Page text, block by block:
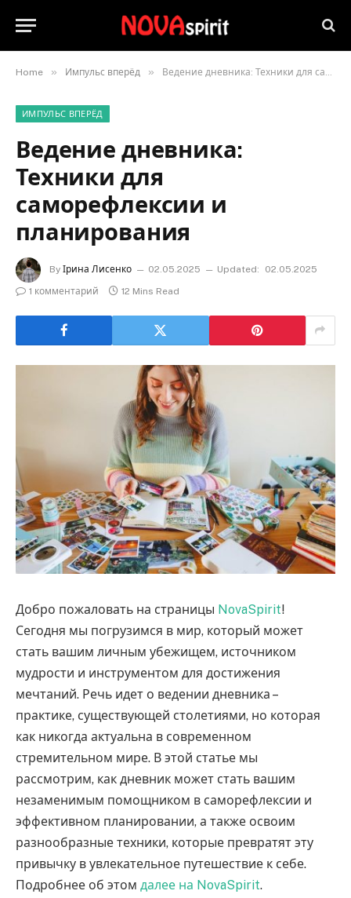
Home » Импульс вперёд » Ведение дневника: Техники для саморефлексии и планирования
ИМПУЛЬС ВПЕРЁД
Ведение дневника:
Техники для
саморефлексии и
планирования
By Ірина Лисенко 02.05.2025 Updated:
02.05.2025
1 комментарий
12 Mins Read
Добро пожаловать на страницы NovaSpirit!
Сегодня мы погрузимся в мир, который может
стать вашим личным убежищем, источником
мудрости и инструментом для достижения
мечтаний. Речь идет о ведении дневника –
практике, существующей столетиями, но которая
как никогда актуальна в современном
стремительном мире. В этой статье мы
рассмотрим, как дневник может стать вашим
незаменимым помощником в саморефлексии и
эффективном планировании, а также освоим
разнообразные техники, которые превратят эту
привычку в увлекательное путешествие к себе.
Подробнее об этом далее на NovaSpirit.